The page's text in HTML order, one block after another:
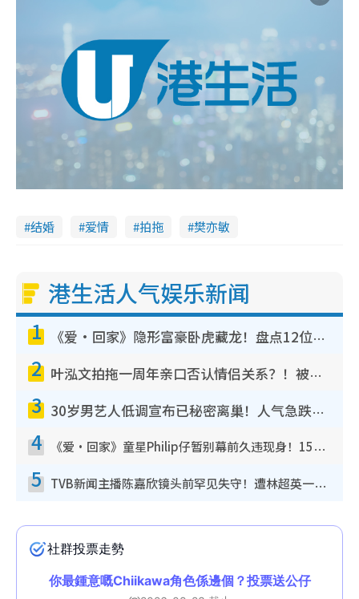
结婚 爱情 拍拖 樊亦敏
港生活人气娱乐新闻
1 《爱·回家》隐形富豪卧虎藏龙！盘点12位财气逼人的有钱艺人：这位美女3亿身家不愁做
2 叶泓文拍拖一周年亲口否认情侣关系？！被质疑感情造假竟称GM“普通同事”
3 30岁男艺人低调宣布已秘密离巢！人气急跌变失踪人口：“这几年过得并不容易”
4 《爱·回家》童星Philip仔暂别幕前久违现身！15岁近况暴风成长长高变帅气少年
5 TVB新闻主播陈嘉欣镜头前罕见失守！遭林超英一句话突袭吓坏当场大笑